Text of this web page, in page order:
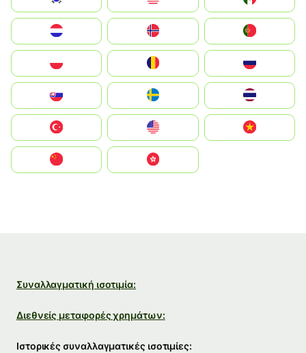
United States
中國香港特別行政區
Συναλλαγματική ισοτιμία:
Διεθνείς μεταφορές χρημάτων:
Ιστορικές συναλλαγματικές ισοτιμίες: